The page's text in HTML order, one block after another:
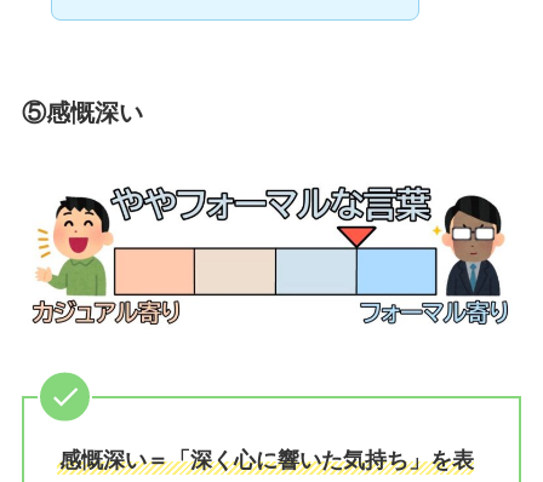
⑤感慨深い
感慨深い＝「深く心に響いた気持ち」を表